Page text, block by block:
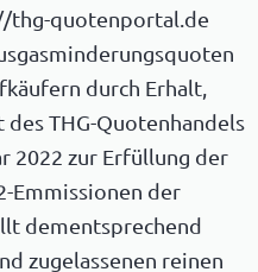
thg-quotenportal.de
durch Erhalt,
des THG-Quotenhandels
2022 zur Erfüllung der
Emmissionen der
dementsprechend
zugelassenen reinen